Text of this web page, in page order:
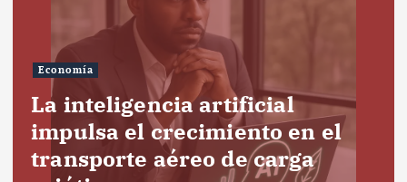
Economía
La inteligencia artificial
impulsa el crecimiento en el
transporte aéreo de carga